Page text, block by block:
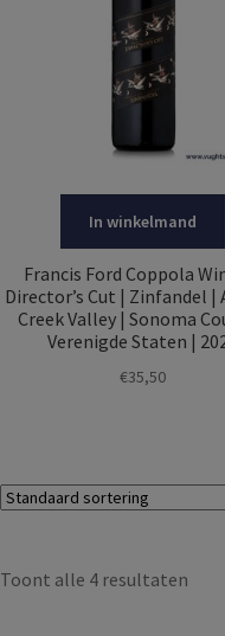
In winkelmand
Francis Ford Coppola
Director’s Cut | Zinfandel |
Creek Valley | Sonoma
Verenigde Staten |
€35,50
Toont alle 4 resultaten